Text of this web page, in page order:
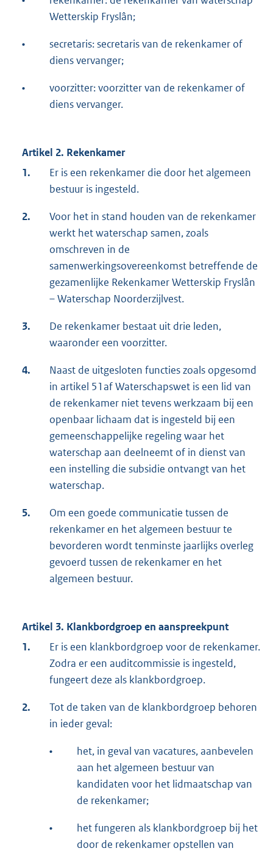
Wetterskip Fryslân;
•
secretaris: secretaris van de rekenkamer of
diens vervanger;
•
voorzitter: voorzitter van de rekenkamer of
diens vervanger.
Artikel 2. Rekenkamer
1.
Er is een rekenkamer die door het algemeen
bestuur is ingesteld.
2.
Voor het in stand houden van de rekenkamer
werkt het waterschap samen, zoals
omschreven in de
samenwerkingsovereenkomst betreffende de
gezamenlijke Rekenkamer Wetterskip Fryslân
– Waterschap Noorderzijlvest.
3.
De rekenkamer bestaat uit drie leden,
waaronder een voorzitter.
4.
Naast de uitgesloten functies zoals opgesomd
in artikel 51af Waterschapswet is een lid van
de rekenkamer niet tevens werkzaam bij een
openbaar lichaam dat is ingesteld bij een
gemeenschappelijke regeling waar het
waterschap aan deelneemt of in dienst van
een instelling die subsidie ontvangt van het
waterschap.
5.
Om een goede communicatie tussen de
rekenkamer en het algemeen bestuur te
bevorderen wordt tenminste jaarlijks overleg
gevoerd tussen de rekenkamer en het
algemeen bestuur.
Artikel 3. Klankbordgroep en aanspreekpunt
1.
Er is een klankbordgroep voor de rekenkamer.
Zodra er een auditcommissie is ingesteld,
fungeert deze als klankbordgroep.
2.
Tot de taken van de klankbordgroep behoren
in ieder geval:
•
het, in geval van vacatures, aanbevelen
aan het algemeen bestuur van
kandidaten voor het lidmaatschap van
de rekenkamer;
•
het fungeren als klankbordgroep bij het
door de rekenkamer opstellen van